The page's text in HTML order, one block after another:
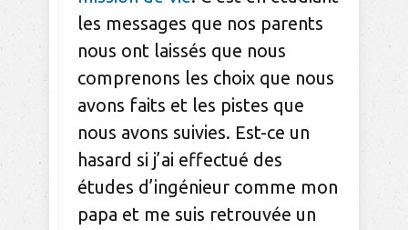
les messages que nos parents
nous ont laissés que nous
comprenons les choix que nous
avons faits et les pistes que
nous avons suivies. Est-ce un
hasard si j’ai effectué des
études d’ingénieur comme mon
papa et me suis retrouvée un